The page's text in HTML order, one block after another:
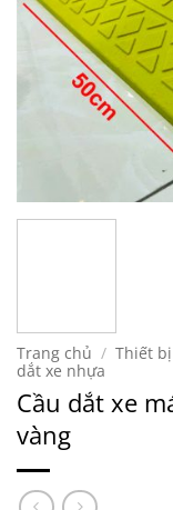
Trang chủ / Thiết
dắt xe nhựa
Cầu dắt xe
vàng